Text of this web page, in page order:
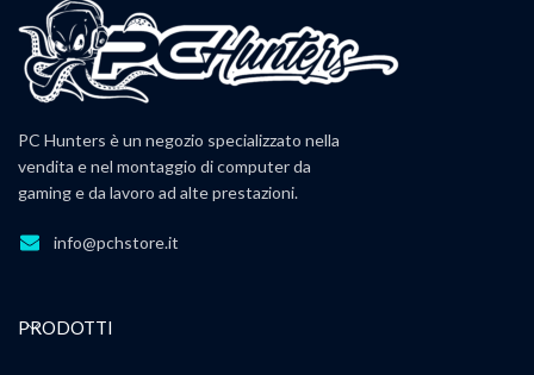
PC Hunters è un negozio specializzato nella
vendita e nel montaggio di computer da
gaming e da lavoro ad alte prestazioni.
info@pchstore.it
PRODOTTI